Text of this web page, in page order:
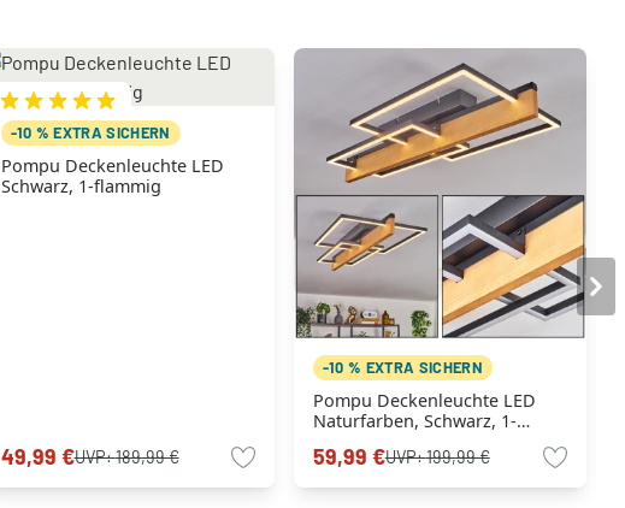
-10 % EXTRA SICHERN
Pompu Deckenleuchte LED
Schwarz, 1-flammig
49,99 €UVP:189,99 €
-10 % EXTRA SICHERN
Pompu Deckenleuchte LED
Naturfarben, Schwarz, 1-
59,99 €UVP:199,99 €